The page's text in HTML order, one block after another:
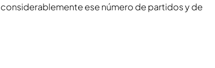
ese número de partidos y de